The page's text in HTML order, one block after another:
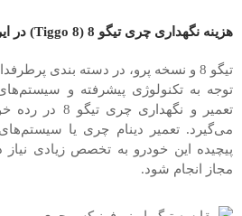
هزینه نگهداری چری تیگو 8 (Tiggo 8) در ایران
تیگو 8 و نسخه پرو، در دسته بندی
توجه به تکنولوژی پیشرفته و سیستم‌های
تعمیر و
می‌گیرد. تعمیر دینام چری یا
پیچیده این خودرو به تخصص زیادی نیاز
مجاز انجام شود.